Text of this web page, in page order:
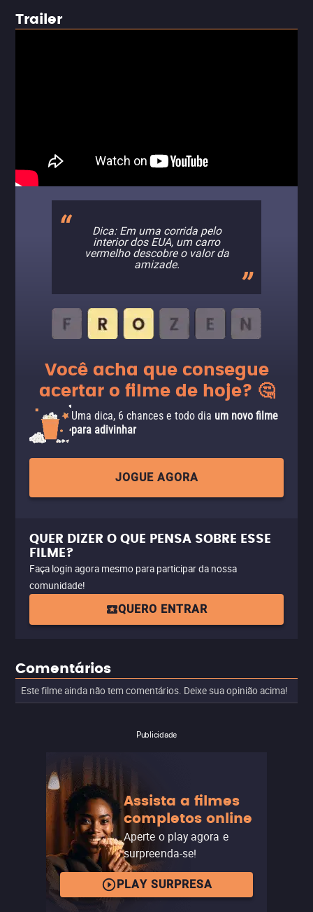
Trailer
Dica: Em uma corrida pelo
interior dos EUA, um carro
vermelho descobre o valor da
amizade.
Você acha que consegue
acertar o filme de hoje? 🤔
Uma dica, 6 chances e todo dia um novo filme
para adivinhar
JOGUE AGORA
QUER DIZER O QUE PENSA SOBRE ESSE
FILME?
Faça login agora mesmo para participar da nossa
comunidade!
QUERO ENTRAR
Comentários
Este filme ainda não tem comentários. Deixe sua opinião acima!
Publicidade
Assista a filmes
completos online
Aperte o play agora e
surpreenda-se!
PLAY SURPRESA